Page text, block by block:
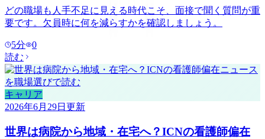
どの職場も人手不足に見える時代こそ、面接で聞く質問が重
要です。欠員時に何を減らすかを確認しましょう。
5分
0
読む
キャリア
2026年6月29日 更新
世界は病院から地域・在宅へ？ICNの看護師偏在